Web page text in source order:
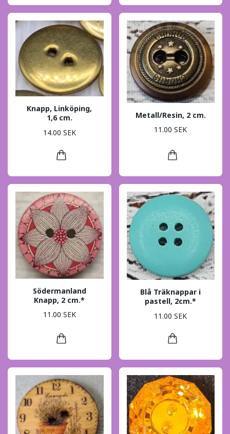
Knapp, Linköping,
1,6 cm.
14.00 SEK
Metall/Resin, 2 cm.
11.00 SEK
Södermanland
Knapp, 2 cm.*
11.00 SEK
Blå Träknappar i
pastell, 2cm.*
11.00 SEK